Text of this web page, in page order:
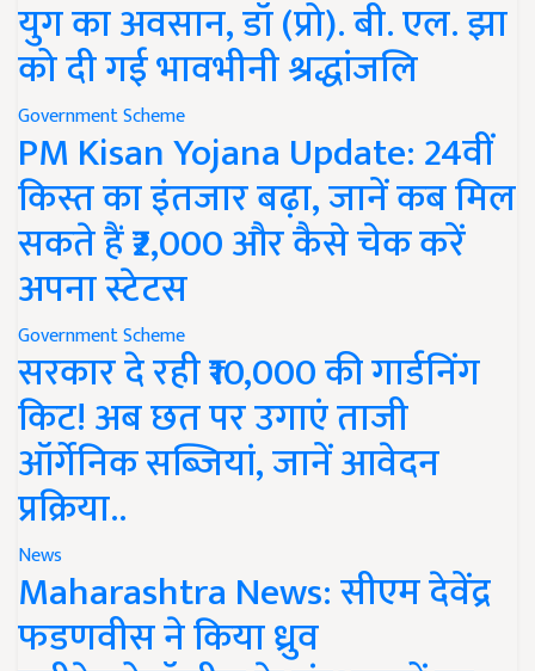
युग का अवसान, डॉ (प्रो). बी. एल. झा
को दी गई भावभीनी श्रद्धांजलि
Government Scheme
PM Kisan Yojana Update: 24वीं
किस्त का इंतजार बढ़ा, जानें कब मिल
सकते हैं ₹2,000 और कैसे चेक करें
अपना स्टेटस
Government Scheme
सरकार दे रही ₹10,000 की गार्डनिंग
किट! अब छत पर उगाएं ताजी
ऑर्गेनिक सब्जियां, जानें आवेदन
प्रक्रिया..
News
Maharashtra News: सीएम देवेंद्र
फडणवीस ने किया ध्रुव